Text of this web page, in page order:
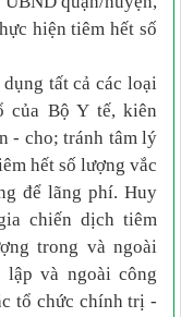
hiện tiêm hết số
tất cả các loại
của Bộ Y tế, kiên
- cho; tránh tâm lý
hết số lượng vắc
để lãng phí. Huy
chiến dịch tiêm
trong và ngoài
lập và ngoài công
tổ chức chính trị -